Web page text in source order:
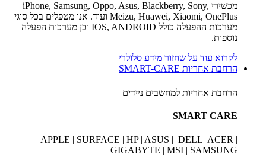
מכשירי iPhone, Samsung, Oppo, Asus, Blackberry, Sony,
Meizu, Huawei, Xiaomi, OnePlus ועוד. אנו מטפלים בכל סוגי
מערכות ההפעלה כולל IOS, ANDROID וכן מערכות הפעלה
נוספות.
לקרוא עוד על שחזור מידע סלולרי
הרחבת אחריות SMART-CARE
הרחבת אחריות למחשבים ניידים
SMART CARE
APPLE | SURFACE | HP | ASUS | DELL ACER |
GIGABYTE | MSI | SAMSUNG